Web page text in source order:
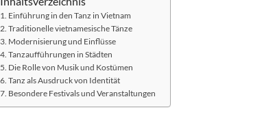
Einführung in den Tanz in Vietnam
Traditionelle vietnamesische Tänze
Modernisierung und Einflüsse
Tanzaufführungen in Städten
Die Rolle von Musik und Kostümen
Tanz als Ausdruck von Identität
Besondere Festivals und Veranstaltungen